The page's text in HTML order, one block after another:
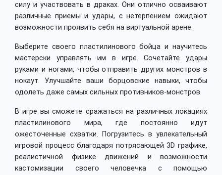
силу и участвовать в драках. Они отлично осваивают
различные приемы и удары, с нетерпением ожидают
возможности проявить себя на виртуальной арене.
Выберите своего пластилинового бойца и научитесь
мастерски управлять им в игре. Сочетайте удары
руками и ногами, чтобы отправить других монстров в
нокаут. Улучшайте ваши борцовские навыки, чтобы
одолеть даже самых сильных противников-монстров.
В игре вы сможете сражаться на различных локациях
пластилинового мира, где постоянно идут
ожесточенные схватки. Погрузитесь в увлекательный
игровой процесс благодаря потрясающей 3D графике,
реалистичной физике движений и возможности
кастомизации своего человечка с помощью